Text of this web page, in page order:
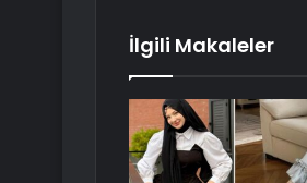
İlgili Makaleler